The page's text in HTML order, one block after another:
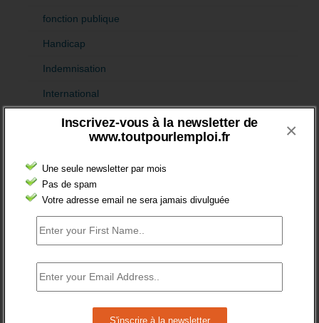
Inscrivez-vous à la newsletter de
www.toutpourlemploi.fr
Une seule newsletter par mois
Pas de spam
Votre adresse email ne sera jamais divulguée
×
fonction publique
Handicap
Indemnisation
International
Offre emploi
Sénior
Fiches pédagogiques
Emploi
Formation
Orientation
Formation et recrutement